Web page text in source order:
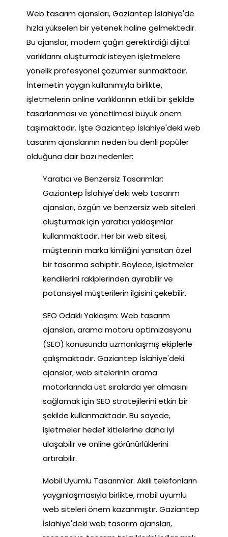
Web tasarım ajansları, Gaziantep İslahiye'de
hızla yükselen bir yetenek haline gelmektedir.
Bu ajanslar, modern çağın gerektirdiği dijital
varlıklarını oluşturmak isteyen işletmelere
yönelik profesyonel çözümler sunmaktadır.
İnternetin yaygın kullanımıyla birlikte,
işletmelerin online varlıklarının etkili bir şekilde
tasarlanması ve yönetilmesi büyük önem
taşımaktadır. İşte Gaziantep İslahiye'deki web
tasarım ajanslarının neden bu denli popüler
olduğuna dair bazı nedenler:
Yaratıcı ve Benzersiz Tasarımlar:
Gaziantep İslahiye'deki web tasarım
ajansları, özgün ve benzersiz web siteleri
oluşturmak için yaratıcı yaklaşımlar
kullanmaktadır. Her bir web sitesi,
müşterinin marka kimliğini yansıtan özel
bir tasarıma sahiptir. Böylece, işletmeler
kendilerini rakiplerinden ayırabilir ve
potansiyel müşterilerin ilgisini çekebilir.
SEO Odaklı Yaklaşım: Web tasarım
ajansları, arama motoru optimizasyonu
(SEO) konusunda uzmanlaşmış ekiplerle
çalışmaktadır. Gaziantep İslahiye'deki
ajanslar, web sitelerinin arama
motorlarında üst sıralarda yer almasını
sağlamak için SEO stratejilerini etkin bir
şekilde kullanmaktadır. Bu sayede,
işletmeler hedef kitlelerine daha iyi
ulaşabilir ve online görünürlüklerini
artırabilir.
Mobil Uyumlu Tasarımlar: Akıllı telefonların
yaygınlaşmasıyla birlikte, mobil uyumlu
web siteleri önem kazanmıştır. Gaziantep
İslahiye'deki web tasarım ajansları,